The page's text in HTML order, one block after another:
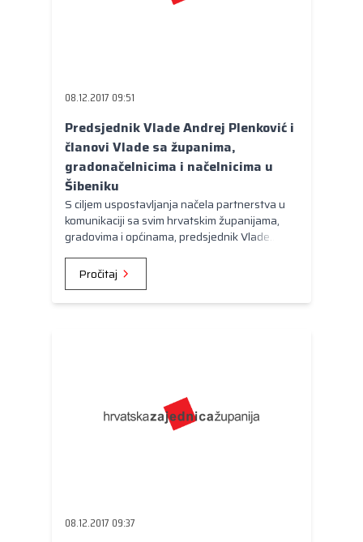
08.12.2017 09:51
Predsjednik Vlade Andrej Plenković i
članovi Vlade sa županima,
gradonačelnicima i načelnicima u
Šibeniku
S ciljem uspostavljanja načela partnerstva u
komunikaciji sa svim hrvatskim županijama,
gradovima i općinama, predsjednik Vlade
sastanaka u ovome formatu.
Pročitaj
08.12.2017 09:37